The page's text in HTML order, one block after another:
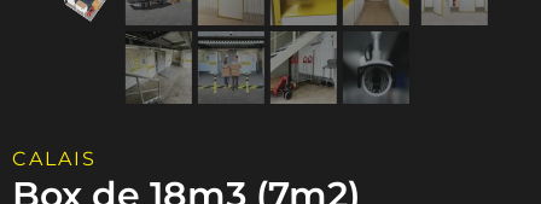
CALAIS
Box de 18m3 (7m2)